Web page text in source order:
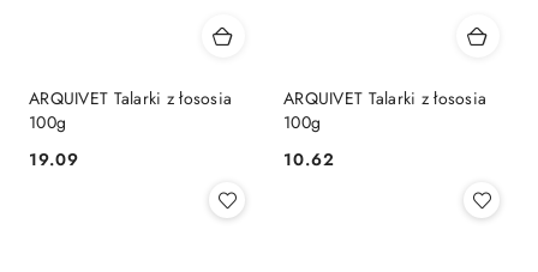
ARQUIVET Talarki z łososia
100g
Cena:
19.09
ARQUIVET Talarki z łososia
100g
Cena:
10.62